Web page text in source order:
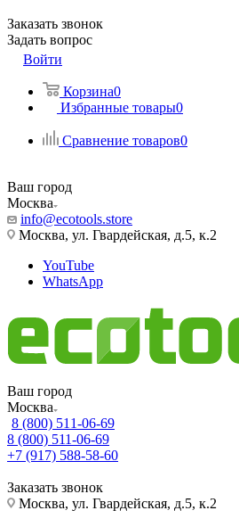
Заказать звонок
Задать вопрос
Войти
Корзина0
Избранные товары0
Сравнение товаров0
Ваш город
Москва
info@ecotools.store
Москва, ул. Гвардейская, д.5, к.2
YouTube
WhatsApp
Ваш город
Москва
8 (800) 511-06-69
8 (800) 511-06-69
+7 (917) 588-58-60
Заказать звонок
Москва, ул. Гвардейская, д.5, к.2